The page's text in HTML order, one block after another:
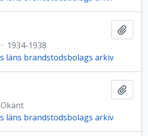
· 1934-1938
läns brandstodsbolags arkiv
Okänt
läns brandstodsbolags arkiv